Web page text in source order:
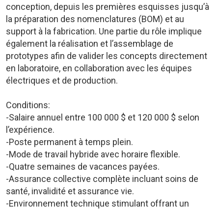
conception, depuis les premières esquisses jusqu’à
la préparation des nomenclatures (BOM) et au
support à la fabrication. Une partie du rôle implique
également la réalisation et l’assemblage de
prototypes afin de valider les concepts directement
en laboratoire, en collaboration avec les équipes
électriques et de production.
Conditions:
-Salaire annuel entre 100 000 $ et 120 000 $ selon
l’expérience.
-Poste permanent à temps plein.
-Mode de travail hybride avec horaire flexible.
-Quatre semaines de vacances payées.
-Assurance collective complète incluant soins de
santé, invalidité et assurance vie.
-Environnement technique stimulant offrant un